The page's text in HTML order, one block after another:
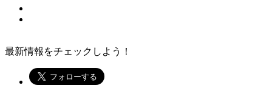
最新情報をチェックしよう！